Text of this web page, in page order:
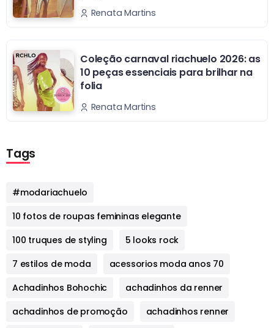
Renata Martins
Coleção carnaval riachuelo 2026: as
10 peças essenciais para brilhar na
folia
Renata Martins
Tags
#modariachuelo
10 fotos de roupas femininas elegante
100 truques de styling
5 looks rock
7 estilos de moda
acessorios moda anos 70
Achadinhos Bohochic
achadinhos da renner
achadinhos de promoção
achadinhos renner